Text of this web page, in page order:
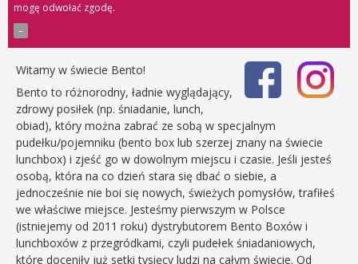
mogę odwołać zgodę.
Witamy w świecie Bento!
Bento to różnorodny, ładnie wyglądający,
zdrowy posiłek (np. śniadanie, lunch,
obiad), który można zabrać ze sobą w specjalnym
pudełku/pojemniku (bento box lub szerzej znany na świecie
lunchbox) i zjeść go w dowolnym miejscu i czasie. Jeśli jesteś
osobą, która na co dzień stara się dbać o siebie, a
jednocześnie nie boi się nowych, świeżych pomysłów, trafiłeś
we właściwe miejsce. Jesteśmy pierwszym w Polsce
(istniejemy od 2011 roku) dystrybutorem Bento Boxów i
lunchboxów z przegródkami, czyli pudełek śniadaniowych,
które doceniły już setki tysięcy ludzi na całym świecie. Od